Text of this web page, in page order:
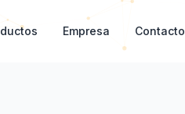
Empresa Contacto